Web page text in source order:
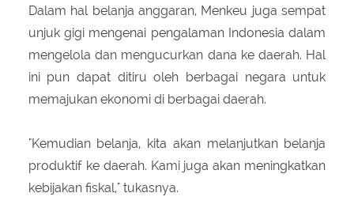
Dalam hal belanja anggaran, Menkeu juga sempat
unjuk gigi mengenai pengalaman Indonesia dalam
mengelola dan mengucurkan dana ke daerah. Hal
ini pun dapat ditiru oleh berbagai negara untuk
memajukan ekonomi di berbagai daerah.
"Kemudian belanja, kita akan melanjutkan belanja
produktif ke daerah. Kami juga akan meningkatkan
kebijakan fiskal," tukasnya.